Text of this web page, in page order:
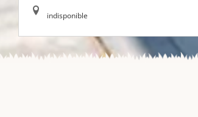
indisponible